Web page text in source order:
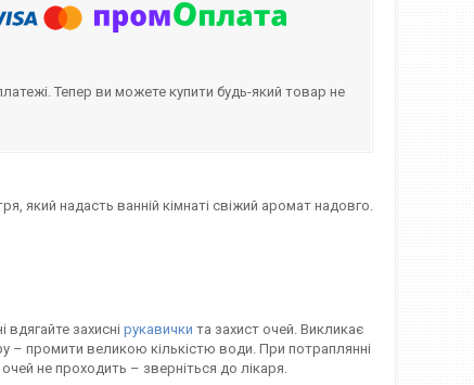
Тепер ви можете купити будь-який товар не
який надасть ванній кімнаті свіжий аромат надовго.
вдягайте захисні рукавички та захист очей. Викликає
– промити великою кількістю води. При потраплянні
не проходить – зверніться до лікаря.